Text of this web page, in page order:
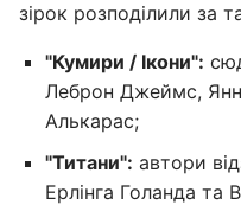
зірок розподілили за
"Кумири / Ікони":
Леброн Джеймс,
Алькарас;
"Титани": автори
Ерлінга Голанда та